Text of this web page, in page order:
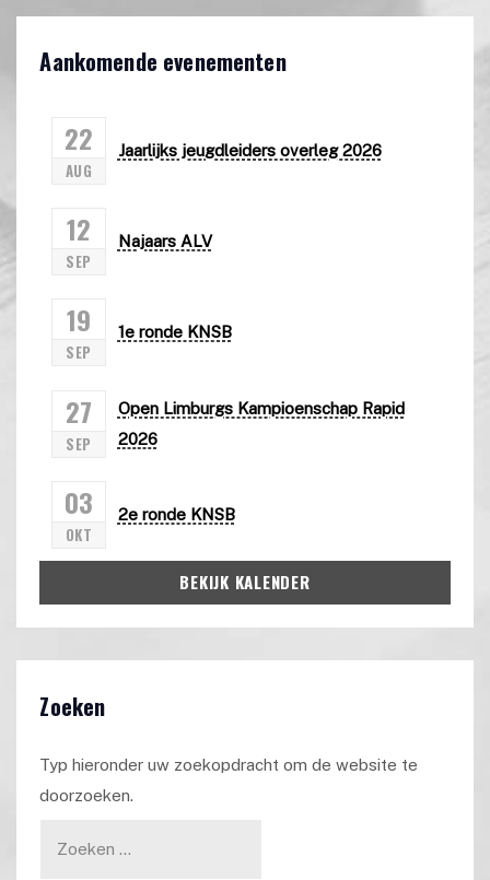
Aankomende evenementen
22
AUG
Jaarlijks jeugdleiders overleg 2026
12
SEP
Najaars ALV
19
SEP
1e ronde KNSB
27
SEP
Open Limburgs Kampioenschap Rapid
2026
03
OKT
2e ronde KNSB
BEKIJK KALENDER
Zoeken
Typ hieronder uw zoekopdracht om de website te
doorzoeken.